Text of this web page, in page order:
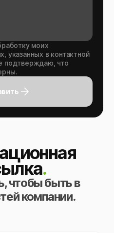
моих
указанных в контактной
подтверждаю, что
.
чтобы быть в
компании.